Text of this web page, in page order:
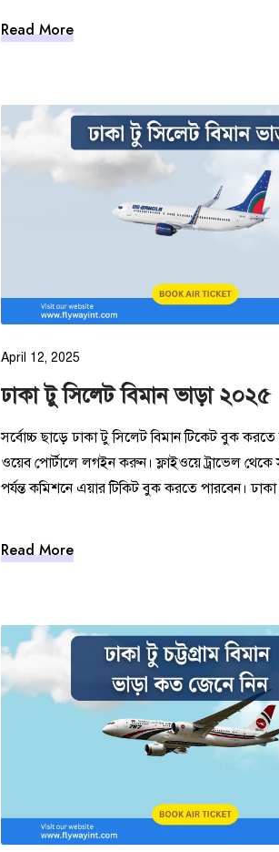
Read More
April 12, 2025
ঢাকা টু সিলেট বিমান ভাড়া ২০২৫
সর্বোচ্চ ছাড়ে ঢাকা টু সিলেট বিমান টিকেট বুক করতে
ওয়েব পোর্টালে লগইন করুন। ফ্লাইওয়ে ট্রাভেল থেকে
পর্যন্ত কমিশনে এয়ার টিকিট বুক করতে পারবেন।
Read More